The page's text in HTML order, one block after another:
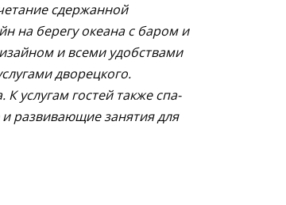
сдержанной
на берегу океана с баром и
и всеми удобствами
дворецкого.
услугам гостей также спа-
развивающие занятия для